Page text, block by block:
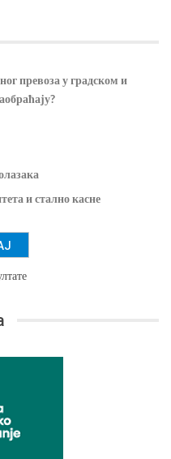
превоза у градском и
и стално касне